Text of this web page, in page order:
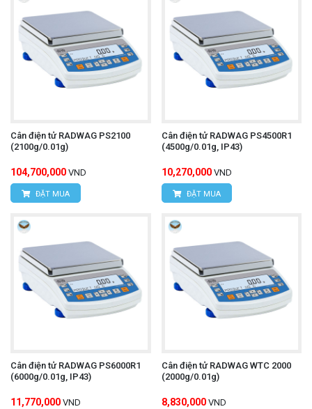
Cân điện tử RADWAG PS2100
(2100g/0.01g)
104,700,000 VND
ĐẶT MUA
Cân điện tử RADWAG PS4500R1
(4500g/0.01g, IP43)
10,270,000 VND
ĐẶT MUA
Cân điện tử RADWAG PS6000R1
(6000g/0.01g, IP43)
11,770,000 VND
Cân điện tử RADWAG WTC 2000
(2000g/0.01g)
8,830,000 VND